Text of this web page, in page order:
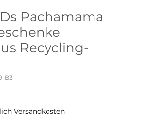
Pachamama
Recycling-
B3
Versandkosten